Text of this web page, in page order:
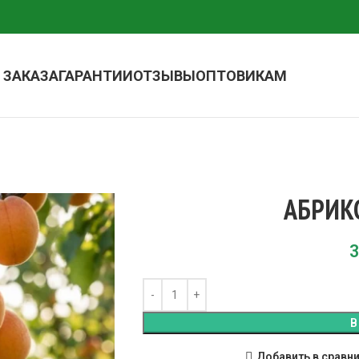
ГАРАНТИИОТЗЫВЫОПТОВИКАМ
Добавить в